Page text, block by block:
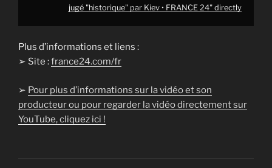
jugé "historique" par Kiev • FRANCE 24" directly
Plus d’informations et liens :
➢ Site :france24.com/fr
➢ Pour plus d’informations sur la vidéo et son
producteur ou pour regarder la vidéo directement sur
YouTube, cliquez ici !